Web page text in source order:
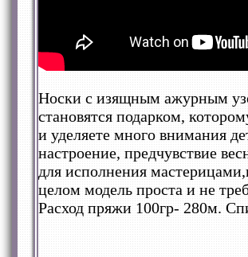
Носки с изящным ажурным
становятся подарком,
и уделяете много внимания
настроение, предчувствие
для исполнения
целом модель проста и не
Расход пряжи 100гр- 280м.